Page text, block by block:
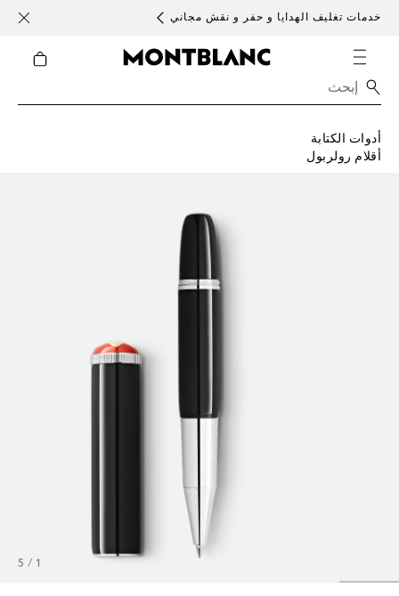
خدمات تغليف الهدايا و حفر و نقش مجاني
الأحد
أدوات الكتابة
أقلام رولربول
1 / 5